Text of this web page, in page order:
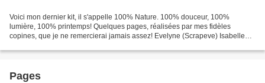
Voici mon dernier kit, il s'appelle 100% Nature. 100% douceur, 100%
lumière, 100% printemps! Quelques pages, réalisées par mes fidèles
copines, que je ne remercierai jamais assez! Evelyne (Scrapeve) Isabelle
Pages